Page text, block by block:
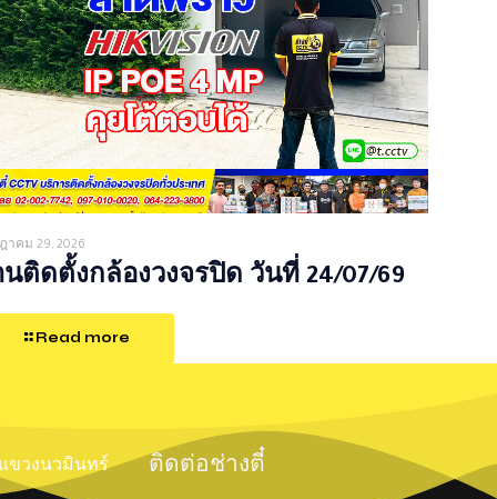
าคม 29, 2026
นติดตั้งกล้องวงจรปิด วันที่ 24/07/69
Read more
แขวงนวมินทร์ ติดต่อช่างตี๋